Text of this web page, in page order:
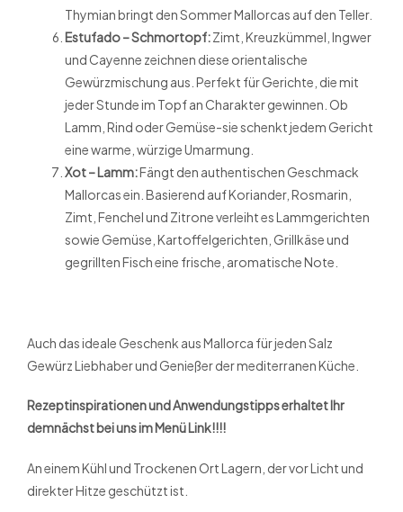
Thymian bringt den Sommer Mallorcas auf den Teller.
Estufado – Schmortopf:Zimt, Kreuzkümmel, Ingwer
und Cayenne zeichnen diese orientalische
Gewürzmischung aus. Perfekt für Gerichte, die mit
jeder Stunde im Topf an Charakter gewinnen. Ob
Lamm, Rind oder Gemüse-sie schenkt jedem Gericht
eine warme, würzige Umarmung.
Xot – Lamm:Fängt den authentischen Geschmack
Mallorcas ein. Basierend auf Koriander, Rosmarin,
Zimt, Fenchel und Zitrone verleiht es Lammgerichten
sowie Gemüse, Kartoffelgerichten, Grillkäse und
gegrillten Fisch eine frische, aromatische Note.
Auch das ideale Geschenk aus Mallorca für jeden Salz
Gewürz Liebhaber und Genießer der mediterranen Küche.
Rezeptinspirationen und Anwendungstipps erhaltet Ihr
demnächst bei uns im Menü Link!!!!
An einem Kühl und Trockenen Ort Lagern, der vor Licht und
direkter Hitze geschützt ist.